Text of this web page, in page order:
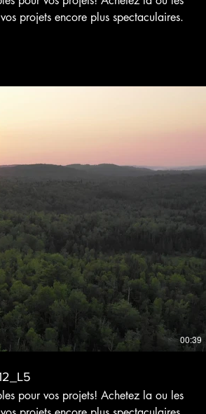
projets encore plus spectaculaires.
$ Acheter 6 $CA
00:39
pour vos projets! Achetez la ou les